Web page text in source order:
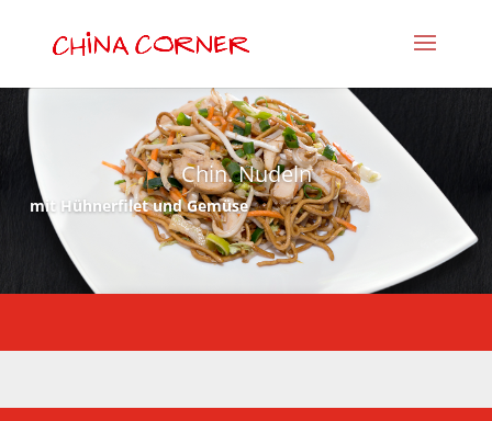
Chin. Nudeln
mit Hühnerfilet und Gemüse